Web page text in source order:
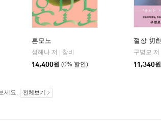
혼모노
성해나 저
창비
14,400원 (0% 할인)
절창 切創
구병모 저
11,340원
세요. 전체보기